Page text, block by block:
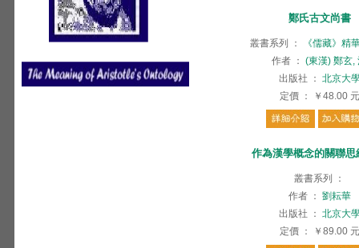
鄭氏古文尚書
叢書系列 ：
《儒藏》精
作者 ：
(東漢) 鄭玄,
出版社
： 北京大
定價 ： ￥48.00 元
作為漢學概念的關聯思
叢書系列
：
作者 ： 劉耘華
出版社
： 北京大
定價 ： ￥89.00 元